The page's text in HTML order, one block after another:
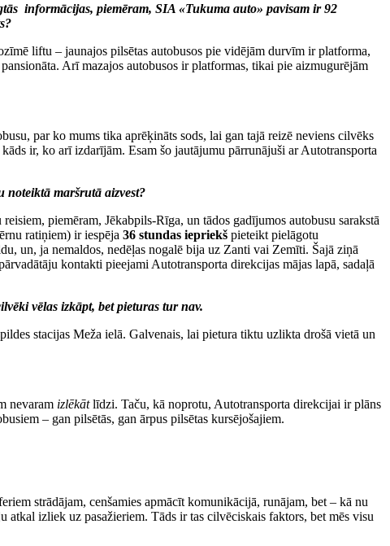
informācijas, piemēram, SIA «Tukuma auto» pavisam ir 92
liftu – jaunajos pilsētas autobusos pie vidējām durvīm ir platforma,
Arī mazajos autobusos ir platformas, tikai pie aizmugurējām
par ko mums tika aprēķināts sods, lai gan tajā reizē neviens cilvēks
ir, ko arī izdarījām. Esam šo jautājumu pārrunājuši ar Autotransporta
noteiktā maršrutā aizvest?
piemēram, Jēkabpils-Rīga, un tādos gadījumos autobusu sarakstā
ratiņiem) ir iespēja 36 stundas iepriekš pieteikt pielāgotu
un, ja nemaldos, nedēļas nogalē bija uz Zanti vai Zemīti. Šajā ziņā
kontakti pieejami Autotransporta direkcijas mājas lapā, sadaļā
vēlas izkāpt, bet pieturas tur nav.
stacijas Meža ielā. Galvenais, lai pietura tiktu uzlikta drošā vietā un
nevaram izlēkātlīdzi. Taču, kā noprotu, Autotransporta direkcijai ir plāns
– gan pilsētās, gan ārpus pilsētas kursējošajiem.
strādājam, cenšamies apmācīt komunikācijā, runājam, bet – kā nu
atkal izliek uz pasažieriem. Tāds ir tas cilvēciskais faktors, bet mēs visu